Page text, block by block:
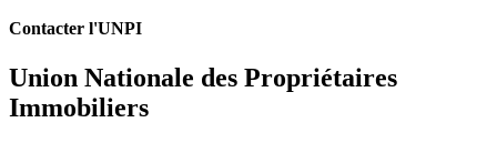
Contacter l'UNPI
Union Nationale des Propriétaires
Immobiliers